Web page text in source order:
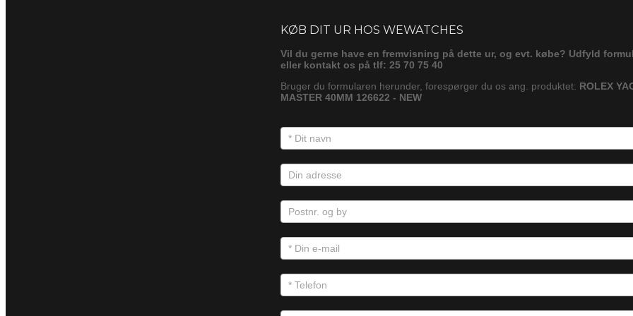
KØB DIT UR HOS WEWATCHES
Vil du gerne have en fremvisning på dette ur, og evt. købe? Udfyld
eller kontakt os på tlf: 25 70 75 40
Bruger du formularen herunder, forespørger du os ang. produktet: ROLEX
MASTER 40MM 126622 - NEW